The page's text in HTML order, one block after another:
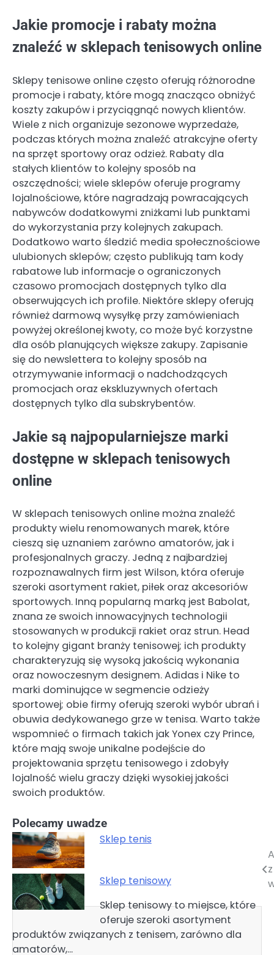
Jakie promocje i rabaty można
znaleźć w sklepach tenisowych online
Sklepy tenisowe online często oferują różnorodne
promocje i rabaty, które mogą znacząco obniżyć
koszty zakupów i przyciągnąć nowych klientów.
Wiele z nich organizuje sezonowe wyprzedaże,
podczas których można znaleźć atrakcyjne oferty
na sprzęt sportowy oraz odzież. Rabaty dla
stałych klientów to kolejny sposób na
oszczędności; wiele sklepów oferuje programy
lojalnościowe, które nagradzają powracających
nabywców dodatkowymi zniżkami lub punktami
do wykorzystania przy kolejnych zakupach.
Dodatkowo warto śledzić media społecznościowe
ulubionych sklepów; często publikują tam kody
rabatowe lub informacje o ograniczonych
czasowo promocjach dostępnych tylko dla
obserwujących ich profile. Niektóre sklepy oferują
również darmową wysyłkę przy zamówieniach
powyżej określonej kwoty, co może być korzystne
dla osób planujących większe zakupy. Zapisanie
się do newslettera to kolejny sposób na
otrzymywanie informacji o nadchodzących
promocjach oraz ekskluzywnych ofertach
dostępnych tylko dla subskrybentów.
Jakie są najpopularniejsze marki
dostępne w sklepach tenisowych
online
W sklepach tenisowych online można znaleźć
produkty wielu renomowanych marek, które
cieszą się uznaniem zarówno amatorów, jak i
profesjonalnych graczy. Jedną z najbardziej
rozpoznawalnych firm jest Wilson, która oferuje
szeroki asortyment rakiet, piłek oraz akcesoriów
sportowych. Inną popularną marką jest Babolat,
znana ze swoich innowacyjnych technologii
stosowanych w produkcji rakiet oraz strun. Head
to kolejny gigant branży tenisowej; ich produkty
charakteryzują się wysoką jakością wykonania
oraz nowoczesnym designem. Adidas i Nike to
marki dominujące w segmencie odzieży
sportowej; obie firmy oferują szeroki wybór ubrań i
obuwia dedykowanego grze w tenisa. Warto także
wspomnieć o firmach takich jak Yonex czy Prince,
które mają swoje unikalne podejście do
projektowania sprzętu tenisowego i zdobyły
lojalność wielu graczy dzięki wysokiej jakości
swoich produktów.
Polecamy uwadze
Sklep tenis
Sklep tenisowy
Sklep tenisowy to miejsce, które
oferuje szeroki asortyment
produktów związanych z tenisem, zarówno dla
amatorów,…
Nawigacja
wpisu
z